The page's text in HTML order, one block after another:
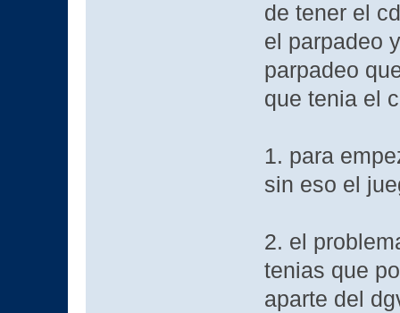
de tener el
el parpadeo
parpadeo
que tenia el
1. para
sin eso el
2. el
tenias que
aparte del